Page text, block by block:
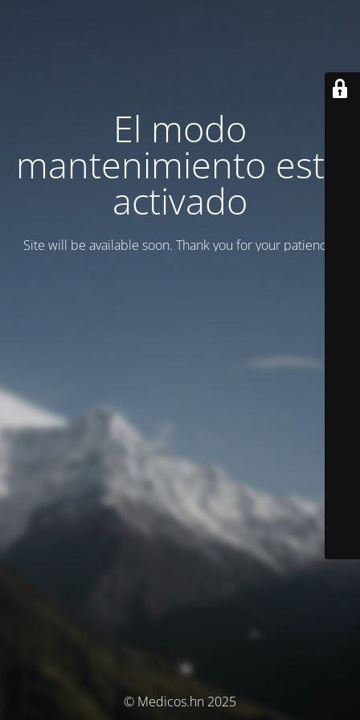
El modo
mantenimiento está
activado
Site will be available soon. Thank you for your patience!
© Medicos.hn 2025